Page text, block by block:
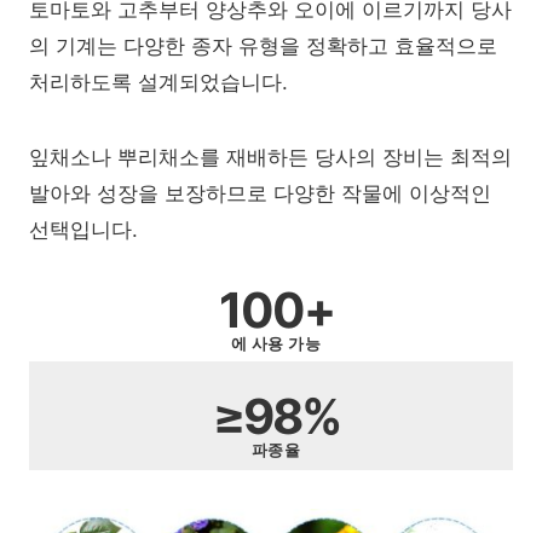
토마토와 고추부터 양상추와 오이에 이르기까지 당사
의 기계는 다양한 종자 유형을 정확하고 효율적으로
처리하도록 설계되었습니다.
잎채소나 뿌리채소를 재배하든 당사의 장비는 최적의
발아와 성장을 보장하므로 다양한 작물에 이상적인
선택입니다.
100+
에 사용 가능
≥98%
파종율